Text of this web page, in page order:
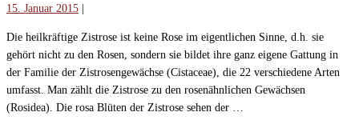
15. Januar 2015
Die heilkräftige Zistrose ist keine Rose im eigentlichen Sinne, d.h. sie
gehört nicht zu den Rosen, sondern sie bildet ihre ganz eigene Gattung in
der Familie der Zistrosengewächse (Cistaceae), die 22 verschiedene Arten
umfasst. Man zählt die Zistrose zu den rosenähnlichen Gewächsen
(Rosidea). Die rosa Blüten der Zistrose sehen der …